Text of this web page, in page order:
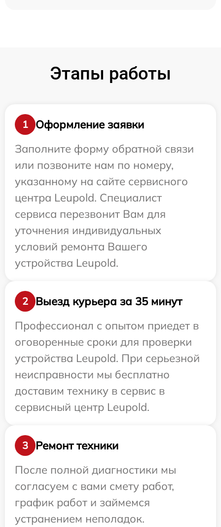
Этапы работы
1
Оформление заявки
Заполните форму обратной связи
или позвоните нам по номеру,
указанному на сайте сервисного
центра Leupold. Специалист
сервиса перезвонит Вам для
уточнения индивидуальных
условий ремонта Вашего
устройства Leupold.
2
Выезд курьера за 35 минут
Профессионал с опытом приедет в
оговоренные сроки для проверки
устройства Leupold. При серьезной
неисправности мы бесплатно
доставим технику в сервис в
сервисный центр Leupold.
3
Ремонт техники
После полной диагностики мы
согласуем с вами смету работ,
график работ и займемся
устранением неполадок.